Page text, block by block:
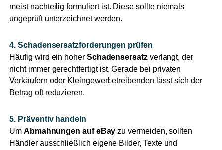
meist nachteilig formuliert ist. Diese sollte niemals
ungeprüft unterzeichnet werden.
4. Schadensersatzforderungen prüfen
Häufig wird ein hoher Schadensersatzverlangt, der
nicht immer gerechtfertigt ist. Gerade bei privaten
Verkäufern oder Kleingewerbetreibenden lässt sich der
Betrag oft reduzieren.
5. Präventiv handeln
Um Abmahnungen auf eBayzu vermeiden, sollten
Händler ausschließlich eigene Bilder, Texte und